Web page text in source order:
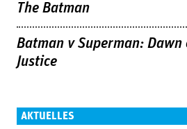
The Batman
Batman v Superman: Dawn
Justice
AKTUELLES